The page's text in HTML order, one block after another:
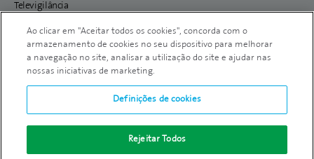
Televigilância
Formação
Marcação CE de Dispositivos Médicos
Aviso de privacidade| Copyright ©
Todas as informações sobre os principais gases industriais e
Ao clicar em "Aceitar todos os cookies", concorda com o
armazenamento de cookies no seu dispositivo para melhorar
a navegação no site, analisar a utilização do site e ajudar nas
nossas iniciativas de marketing.
Definições de cookies
Rejeitar Todos